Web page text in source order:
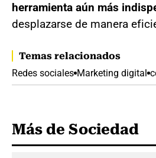
herramienta aún más
desplazarse de manera
Temas relacionados
Redes sociales Marketing digital
Más de Sociedad